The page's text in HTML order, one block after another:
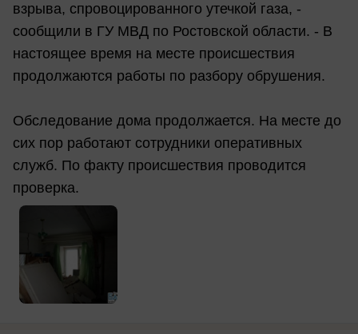
взрыва, спровоцированного утечкой газа, -
сообщили в ГУ МВД по Ростовской области. - В
настоящее время на месте происшествия
продолжаются работы по разбору обрушения.
Обследование дома продолжается. На месте до
сих пор работают сотрудники оперативных
служб. По факту происшествия проводится
проверка.